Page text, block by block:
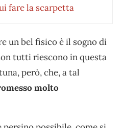
fare la scarpetta
un bel fisico è il sogno di
tutti riescono in questa
però, che, a tal
molto